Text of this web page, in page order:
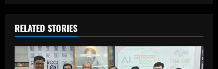
RELATED STORIES